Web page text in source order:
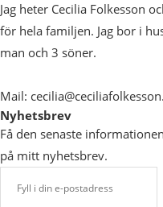
Jag heter Cecilia Folkesson
för hela familjen. Jag bor i
man och 3 söner.
Mail:
Nyhetsbrev
Få den senaste
på mitt nyhetsbrev.